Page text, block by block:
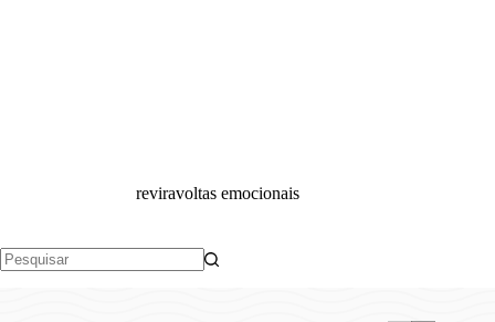
reviravoltas emocionais